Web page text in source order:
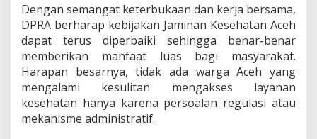
Dengan semangat keterbukaan dan kerja bersama,
DPRA berharap kebijakan Jaminan Kesehatan Aceh
dapat terus diperbaiki sehingga benar-benar
memberikan manfaat luas bagi masyarakat.
Harapan besarnya, tidak ada warga Aceh yang
mengalami kesulitan mengakses layanan
kesehatan hanya karena persoalan regulasi atau
mekanisme administratif.